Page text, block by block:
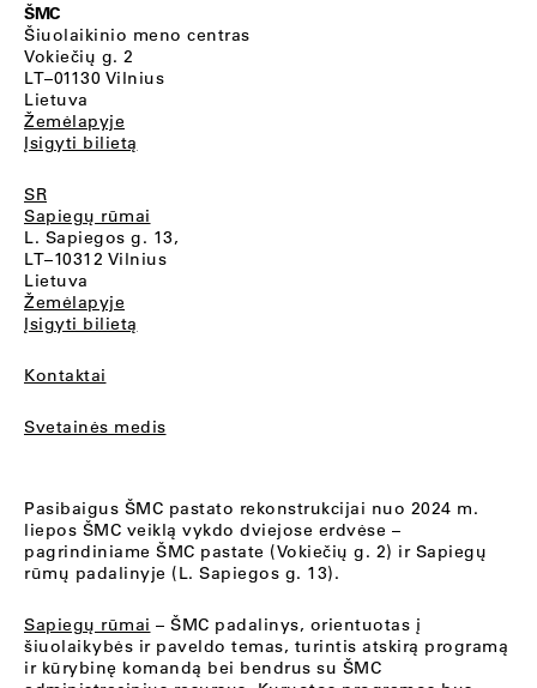
ŠMC
Šiuolaikinio meno centras
Vokiečių g. 2
LT–01130 Vilnius
Lietuva
Žemėlapyje
Įsigyti bilietą
SR
Sapiegų rūmai
L. Sapiegos g. 13,
LT–10312 Vilnius
Lietuva
Žemėlapyje
Įsigyti bilietą
Kontaktai
Svetainės medis
Pasibaigus ŠMC pastato rekonstrukcijai nuo 2024 m.
liepos ŠMC veiklą vykdo dviejose erdvėse –
pagrindiniame ŠMC pastate (Vokiečių g. 2) ir Sapiegų
rūmų padalinyje (L. Sapiegos g. 13).
Sapiegų rūmai – ŠMC padalinys, orientuotas į
šiuolaikybės ir paveldo temas, turintis atskirą programą
ir kūrybinę komandą bei bendrus su ŠMC